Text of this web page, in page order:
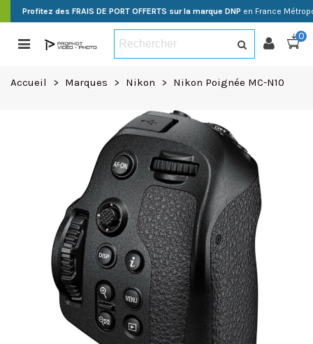
Profitez des FRAIS DE PORT OFFERTS sur la marque DNP en France
0
Accueil > Marques > Nikon > Nikon Poignée MC-N10